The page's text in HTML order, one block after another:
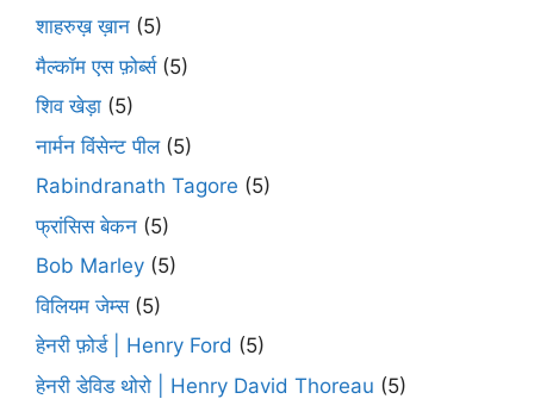
शाहरुख़ ख़ान (5)
मैल्कॉम एस फ़ोर्ब्स(5)
शिव खेड़ा (5)
नार्मन विंसेन्ट पील(5)
Rabindranath Tagore (5)
फ्रांसिस बेकन (5)
Bob Marley (5)
विलियम जेम्स(5)
हेनरी फ़ोर्ड | Henry Ford (5)
हेनरी डेविड थोरो | Henry David Thoreau (5)